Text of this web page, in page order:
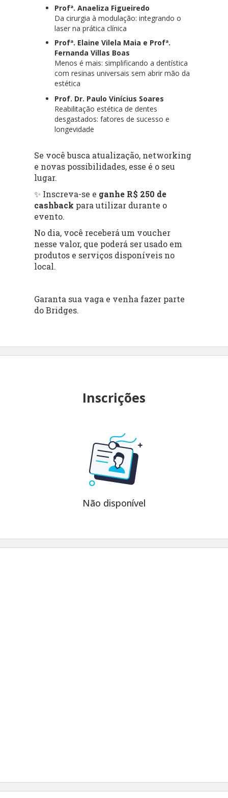
Profª. Anaeliza Figueiredo
Da cirurgia à modulação: integrando o
laser na prática clínica
Profª. Elaine Vilela Maia e Profª.
Fernanda Villas Boas
Menos é mais: simplificando a dentística
com resinas universais sem abrir mão da
estética
Prof. Dr. Paulo Vinícius Soares
Reabilitação estética de dentes
desgastados: fatores de sucesso e
longevidade
Se você busca atualização, networking
e novas possibilidades, esse é o seu
lugar.
✨ Inscreva-se e ganhe R$ 250 de
cashback para utilizar durante o
evento.
No dia, você receberá um voucher
nesse valor, que poderá ser usado em
produtos e serviços disponíveis no
local.
Garanta sua vaga e venha fazer parte
do Bridges.
Inscrições
Não disponível